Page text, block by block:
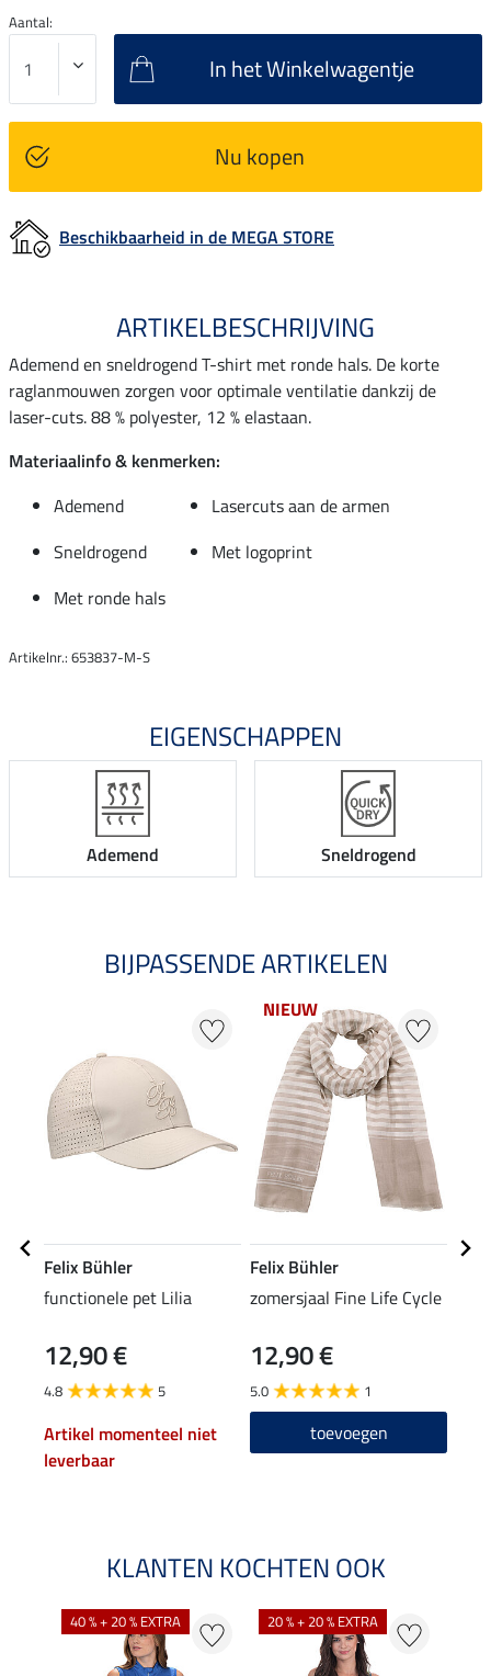
Aantal:
In het Winkelwagentje
Nu kopen
Beschikbaarheid in de MEGA STORE
ARTIKELBESCHRIJVING
Ademend en sneldrogend T-shirt met ronde hals. De korte
raglanmouwen zorgen voor optimale ventilatie dankzij de
laser-cuts. 88 % polyester, 12 % elastaan.
Materiaalinfo & kenmerken:
Ademend
Lasercuts aan de armen
Sneldrogend
Met logoprint
Met ronde hals
Artikelnr.: 653837-M-S
EIGENSCHAPPEN
Ademend Sneldrogend
BIJPASSENDE ARTIKELEN
Felix Bühler
functionele pet Lilia
12,90 €
4.8 5
Artikel momenteel niet
leverbaar
NIEUW
Felix Bühler
zomersjaal Fine Life Cycle
12,90 €
5.0 1
toevoegen
KLANTEN KOCHTEN OOK
40 % + 20 % EXTRA 20 % + 20 % EXTRA